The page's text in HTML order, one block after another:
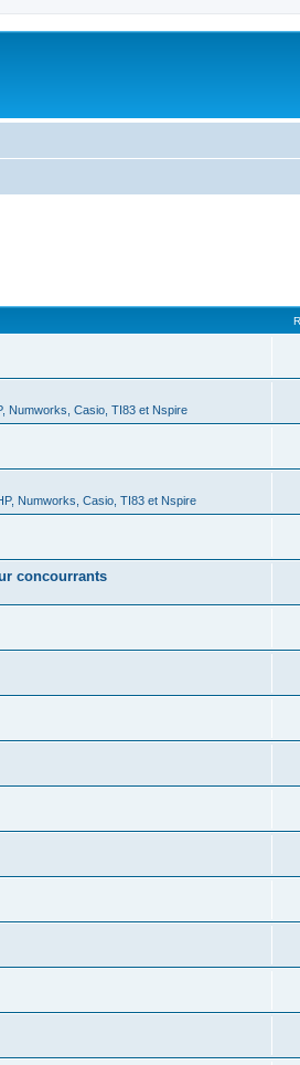
Numworks, Casio, TI83 et Nspire
Numworks, Casio, TI83 et Nspire
concourrants